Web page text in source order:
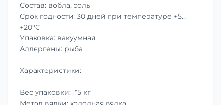
Состав: вобла, соль
Срок годности: 30 дней при температуре +5…
+20°C
Упаковка: вакуумная
Аллергены: рыба
Характеристики:
Вес упаковки: 1*5 кг
Метод вялки: холодная вялка